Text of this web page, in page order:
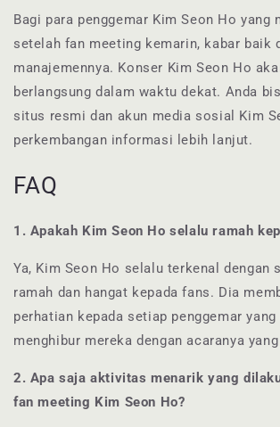
Bagi para penggemar Kim Seon Ho yang
setelah fan meeting kemarin, kabar baik
manajemennya. Konser Kim Seon Ho
berlangsung dalam waktu dekat. Anda
situs resmi dan akun media sosial Kim
perkembangan informasi lebih lanjut.
FAQ
1. Apakah Kim Seon Ho selalu ramah
Ya, Kim Seon Ho selalu terkenal dengan
ramah dan hangat kepada fans. Dia
perhatian kepada setiap penggemar yang
menghibur mereka dengan acaranya
2. Apa saja aktivitas menarik yang
fan meeting Kim Seon Ho?